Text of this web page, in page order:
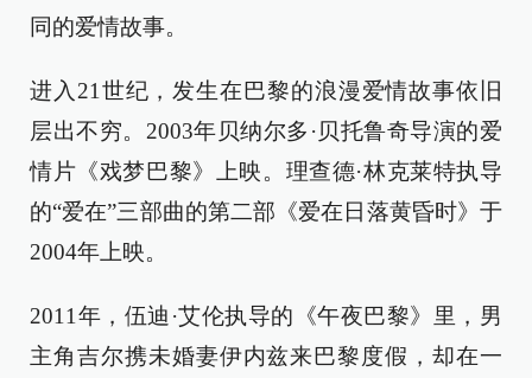
同的爱情故事。
进入21世纪，发生在巴黎的浪漫爱情故事依旧
层出不穷。2003年贝纳尔多·贝托鲁奇导演的爱
情片《戏梦巴黎》上映。理查德·林克莱特执导
的“爱在”三部曲的第二部《爱在日落黄昏时》于
2004年上映。
2011年，伍迪·艾伦执导的《午夜巴黎》里，男
主角吉尔携未婚妻伊内兹来巴黎度假，却在一